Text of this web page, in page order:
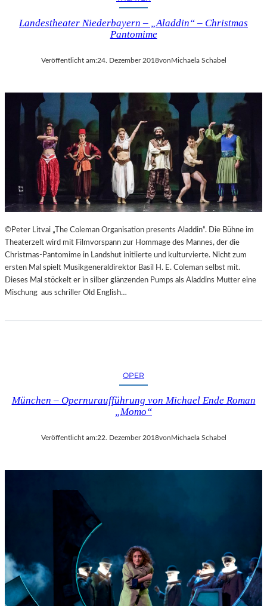
N
–
A
N
N
E
N
D
I
N
S
Z
N
I
E
R
T
R
N
G
G
E
R
Landestheater Niederbayern – „Aladdin“ – Christmas
Pantomime
Veröffentlicht am:24. Dezember 2018vonMichaela Schabel
©Peter Litvai „The Coleman Organisation presents Aladdin“. Die Bühne im
Theaterzelt wird mit Filmvorspann zur Hommage des Mannes, der die
Christmas-Pantomime in Landshut initiierte und kulturvierte. Nicht zum
ersten Mal spielt Musikgeneraldirektor Basil H. E. Coleman selbst mit.
Dieses Mal stöckelt er in silber glänzenden Pumps als Aladdins Mutter eine
Mischung aus schriller Old English…
OPER
München – Opernuraufführung von Michael Ende Roman
„Momo“
Veröffentlicht am:22. Dezember 2018vonMichaela Schabel